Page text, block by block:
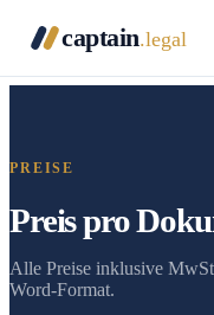
captain.legal
PREISE
Preis pro
Alle Preise inklusive
Word-Format.